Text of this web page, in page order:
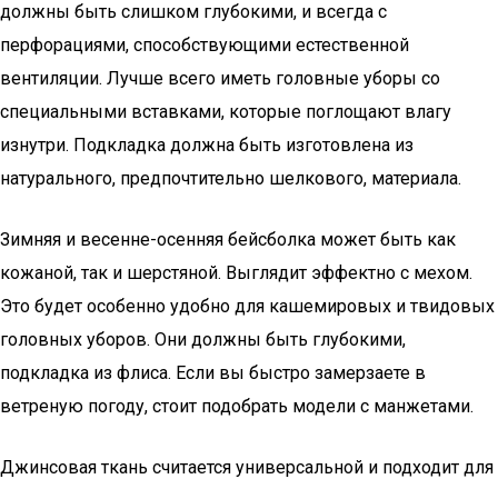
должны быть слишком глубокими, и всегда с
перфорациями, способствующими естественной
вентиляции. Лучше всего иметь головные уборы со
специальными вставками, которые поглощают влагу
изнутри. Подкладка должна быть изготовлена ​​из
натурального, предпочтительно шелкового, материала.
Зимняя и весенне-осенняя бейсболка может быть как
кожаной, так и шерстяной. Выглядит эффектно с мехом.
Это будет особенно удобно для кашемировых и твидовых
головных уборов. Они должны быть глубокими,
подкладка из флиса. Если вы быстро замерзаете в
ветреную погоду, стоит подобрать модели с манжетами.
Джинсовая ткань считается универсальной и подходит для